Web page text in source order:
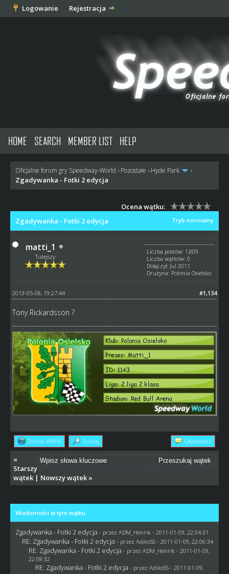
Logowanie Rejestracja
HOME SEARCH MEMBER LIST HELP
Oficjalne forum gry Speedway-World › Pozostałe › Hyde Park ›
Zgadywanka - Fotki 2 edycja
Ocena wątku:
Tryb normalny
Zgadywanka - Fotki 2 edycja
matti_1
Tutejszy
Liczba postów: 1,809
Liczba wątków: 0
Dołączył: Jul 2011
Drużyna: Polonia Osielsko
#1,134
2013-05-08, 19:27:44
Tony Rickardsson ?
Strona WWW Szukaj Odpowiedz
«
Starszy
wątek| Nowszy wątek»
Wiadomości w tym wątku
Zgadywanka - Fotki 2 edycja - przez ADM_Henrik - 2011-01-09, 22:04:31
RE: Zgadywanka - Fotki 2 edycja - przez AdikoSS - 2011-01-09, 22:06:34
RE: Zgadywanka - Fotki 2 edycja - przez ADM_Henrik - 2011-01-09,
22:08:32
RE: Zgadywanka - Fotki 2 edycja - przez AdikoSS - 2011-01-09,